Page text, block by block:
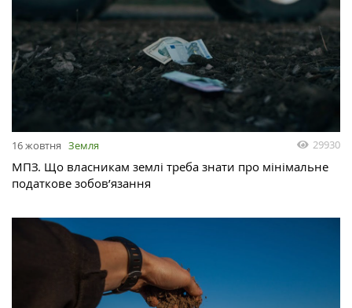
16 жовтня Земля 29930
МПЗ. Що власникам землі треба знати про мінімальне
податкове зобов’язання